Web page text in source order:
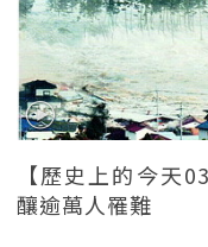
【歷史上的今天
釀逾萬人罹難